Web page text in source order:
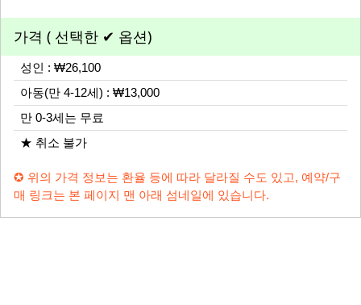
가격 ( 선택한 ✔ 옵션)
성인 : ₩26,100
아동(만 4-12세) : ₩13,000
만 0-3세는 무료
★ 취소 불가
✪ 위의 가격 정보는 환율 등에 따라 달라질 수도 있고, 예약/구
매 링크는 본 페이지 맨 아래 섬네일에 있습니다.